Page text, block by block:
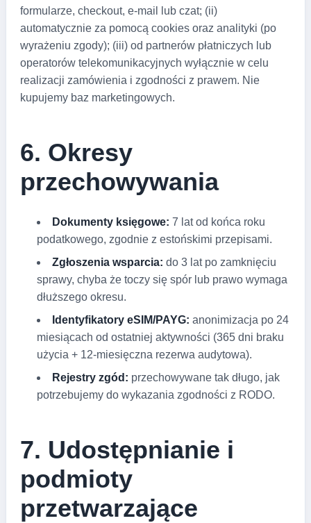
formularze, checkout, e-mail lub czat; (ii)
automatycznie za pomocą cookies oraz analityki (po
wyrażeniu zgody); (iii) od partnerów płatniczych lub
operatorów telekomunikacyjnych wyłącznie w celu
realizacji zamówienia i zgodności z prawem. Nie
kupujemy baz marketingowych.
6. Okresy
przechowywania
Dokumenty księgowe: 7 lat od końca roku
podatkowego, zgodnie z estońskimi przepisami.
Zgłoszenia wsparcia: do 3 lat po zamknięciu
sprawy, chyba że toczy się spór lub prawo wymaga
dłuższego okresu.
Identyfikatory eSIM/PAYG: anonimizacja po 24
miesiącach od ostatniej aktywności (365 dni braku
użycia + 12-miesięczna rezerwa audytowa).
Rejestry zgód: przechowywane tak długo, jak
potrzebujemy do wykazania zgodności z RODO.
7. Udostępnianie i
podmioty
przetwarzające